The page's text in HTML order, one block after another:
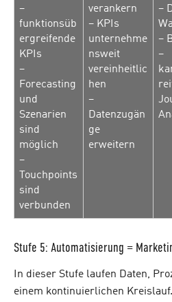
–
funktionsüb
ergreifende
KPIs
–
Forecasting
und
Szenarien
sind
möglich
–
Touchpoints
sind
verbunden
verankern
– KPIs
unternehme
nsweit
vereinheitlic
hen
–
Datenzugän
ge
erweitern
–
–
–
Stufe 5: Automatisierung =
In dieser Stufe laufen Daten,
einem kontinuierlichen Kreislauf.